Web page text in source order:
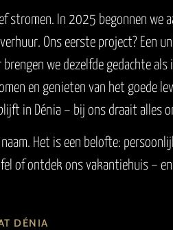
stromen. In 2025 begonnen we
Ons eerste project? Een
brengen we dezelfde gedachte als
en genieten van het goede
in Dénia – bij ons draait alles
naam. Het is een belofte:
of ontdek ons vakantiehuis –
DÉNIA